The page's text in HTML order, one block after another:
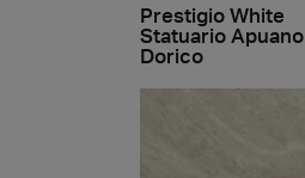
Prestigio White
Statuario Apuano
Dorico